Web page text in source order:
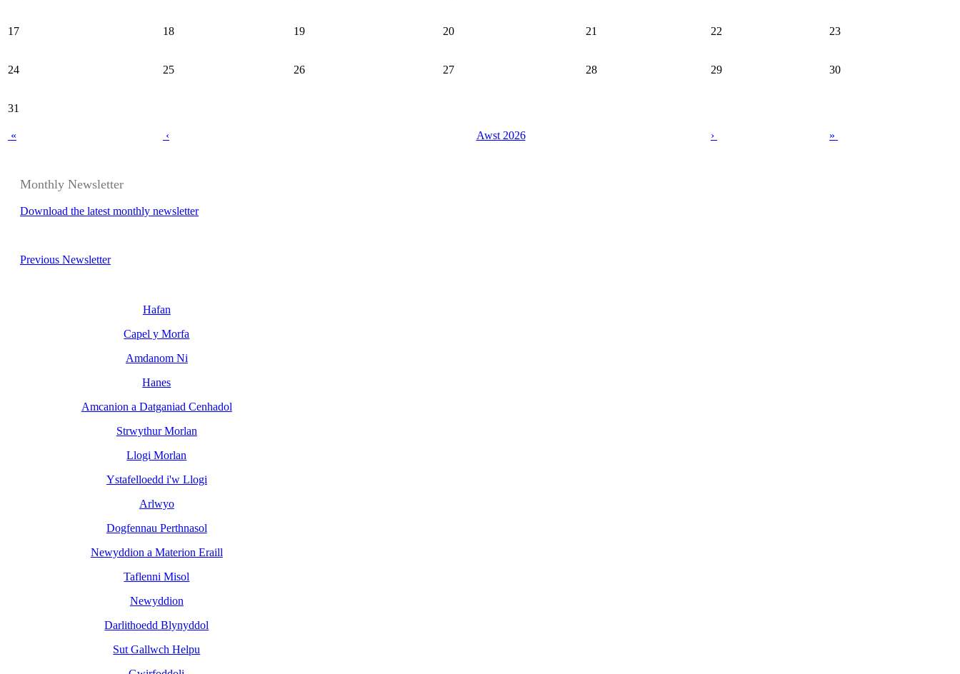
17 18 19 20 21 22 23
24 25 26 27 28 29 30
31
« ‹ Awst 2026 › »
Monthly Newsletter
Download the latest monthly newsletter
Previous Newsletter
Hafan
Capel y Morfa
Amdanom Ni
Hanes
Amcanion a Datganiad Cenhadol
Strwythur Morlan
Llogi Morlan
Ystafelloedd i'w Llogi
Arlwyo
Dogfennau Perthnasol
Newyddion a Materion Eraill
Taflenni Misol
Newyddion
Darlithoedd Blynyddol
Sut Gallwch Helpu